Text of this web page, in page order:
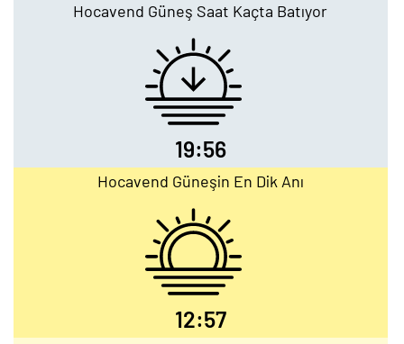
Hocavend Güneş Saat Kaçta Batıyor
19:56
Hocavend Güneşin En Dik Anı
12:57